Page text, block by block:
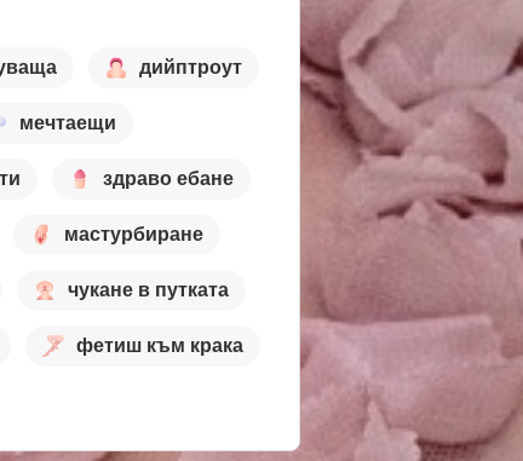
дийптроут
мечтаещи
здраво ебане
мастурбиране
чукане в путката
фетиш към крака